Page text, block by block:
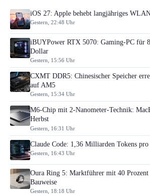
iOS 27: Apple behebt langjähriges
Gestern, 22:48 Uhr
iBUYPower RTX 5070: Gaming-PC für
Dollar
Gestern, 15:56 Uhr
CXMT DDR5: Chinesischer Speicher
auf AM5
Gestern, 15:34 Uhr
M6-Chip mit 2-Nanometer-Technik:
Herbst
Gestern, 16:31 Uhr
Claude Code: 1,36 Milliarden Tokens pro
Gestern, 16:43 Uhr
Oura Ring 5: Marktführer mit 40
Bauweise
Gestern, 18:18 Uhr